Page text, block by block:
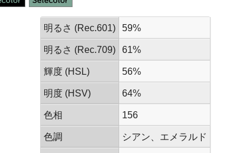
明るさ (Rec.601) 59%
明るさ (Rec.709) 61%
輝度 (HSL) 56%
明度 (HSV) 64%
色相 156
色調 シアン、エメラルド